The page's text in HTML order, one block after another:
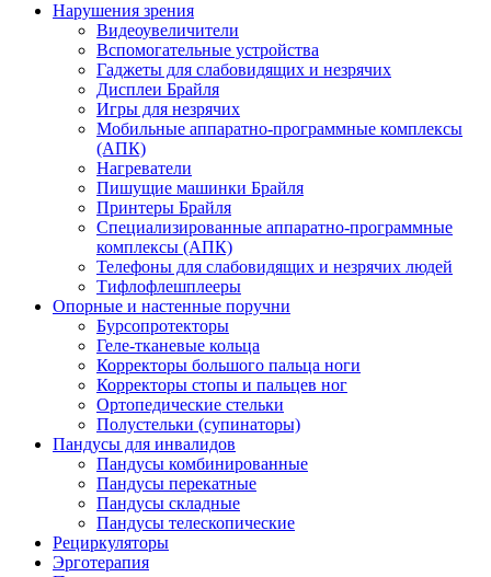
Нарушения зрения
Видеоувеличители
Вспомогательные устройства
Гаджеты для слабовидящих и незрячих
Дисплеи Брайля
Игры для незрячих
Мобильные аппаратно-программные комплексы
(АПК)
Нагреватели
Пишущие машинки Брайля
Принтеры Брайля
Специализированные аппаратно-программные
комплексы (АПК)
Телефоны для слабовидящих и незрячих людей
Тифлофлешплееры
Опорные и настенные поручни
Бурсопротекторы
Геле-тканевые кольца
Корректоры большого пальца ноги
Корректоры стопы и пальцев ног
Ортопедические стельки
Полустельки (супинаторы)
Пандусы для инвалидов
Пандусы комбинированные
Пандусы перекатные
Пандусы складные
Пандусы телескопические
Рециркуляторы
Эрготерапия